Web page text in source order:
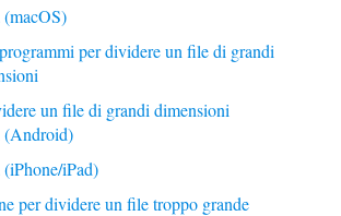
per dividere un file di grandi
un file di grandi dimensioni
iPad)
per dividere un file troppo grande